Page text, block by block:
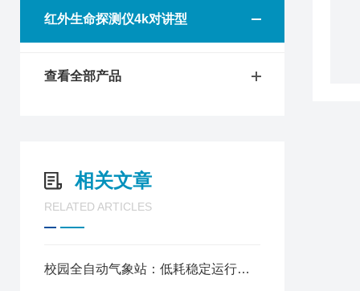
红外生命探测仪4k对讲型
查看全部产品
相关文章
RELATED ARTICLES
校园全自动气象站：低耗稳定运行，夯实科创校园基建